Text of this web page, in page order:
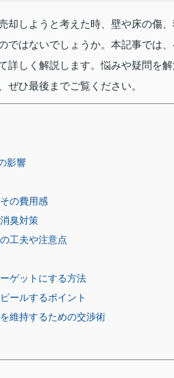
却しようと考えた時、壁や床の傷
ではないでしょうか。本記事では
詳しく解説します。悩みや疑問を
ひ最後までご覧ください。
影響
の費用感
臭対策
工夫や注意点
ゲットにする方法
ールするポイント
維持するための交渉術